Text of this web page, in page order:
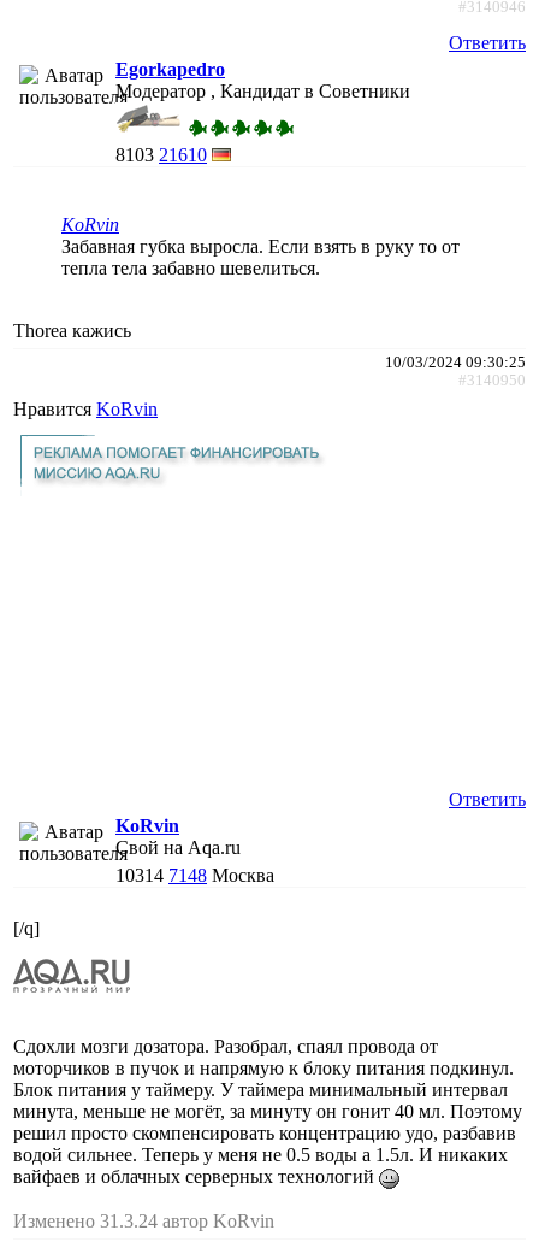
#3140946
Ответить
Egorkapedro
Модератор , Кандидат в Советники
8103 21610
KoRvin
Забавная губка выросла. Если взять в руку то от
тепла тела забавно шевелиться.
Thorea кажись
10/03/2024 09:30:25
#3140950
Нравится KoRvin
Ответить
KoRvin
Свой на Aqa.ru
10314 7148 Москва
[/q]
Сдохли мозги дозатора. Разобрал, спаял провода от
моторчиков в пучок и напрямую к блоку питания подкинул.
Блок питания у таймеру. У таймера минимальный интервал
минута, меньше не могёт, за минуту он гонит 40 мл. Поэтому
решил просто скомпенсировать концентрацию удо, разбавив
водой сильнее. Теперь у меня не 0.5 воды а 1.5л. И никаких
вайфаев и облачных серверных технологий
Изменено 31.3.24 автор KoRvin